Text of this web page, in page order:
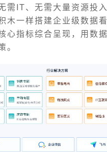
需IT、无需大量资源投入
木一样搭建企业级数据看
心指标综合呈现，用数
。